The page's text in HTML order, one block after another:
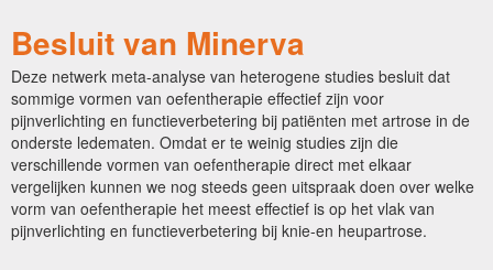
Besluit van Minerva
Deze netwerk meta-analyse van heterogene studies besluit dat
sommige vormen van oefentherapie effectief zijn voor
pijnverlichting en functieverbetering bij patiënten met artrose in de
onderste ledematen. Omdat er te weinig studies zijn die
verschillende vormen van oefentherapie direct met elkaar
vergelijken kunnen we nog steeds geen uitspraak doen over welke
vorm van oefentherapie het meest effectief is op het vlak van
pijnverlichting en functieverbetering bij knie-en heupartrose.